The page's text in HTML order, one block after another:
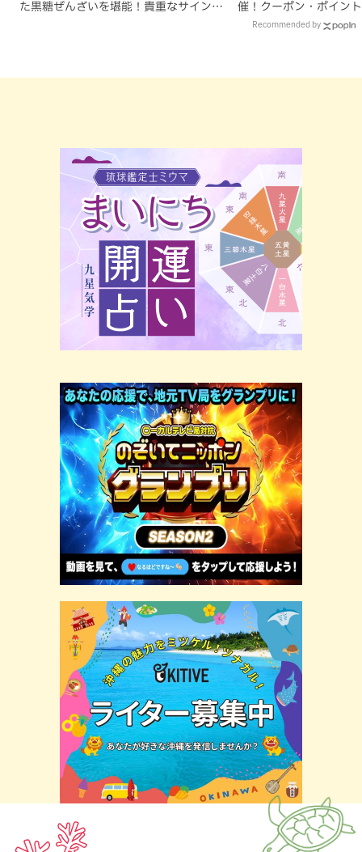
た黒糖ぜんざいを堪能！貴重なサインと
催！クーポン・ポイン
ズが当たる12日間
Recommended by